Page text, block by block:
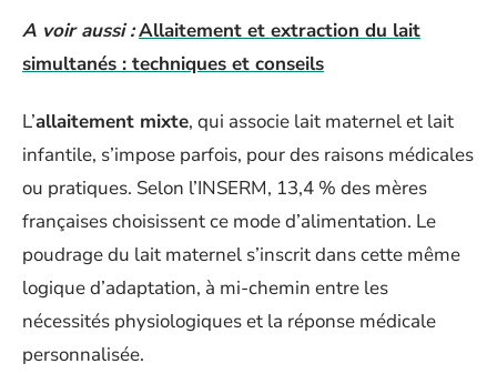
A voir aussi :Allaitement et extraction du lait
simultanés : techniques et conseils
L’allaitement mixte, qui associe lait maternel et lait
infantile, s’impose parfois, pour des raisons médicales
ou pratiques. Selon l’INSERM, 13,4 % des mères
françaises choisissent ce mode d’alimentation. Le
poudrage du lait maternel s’inscrit dans cette même
logique d’adaptation, à mi-chemin entre les
nécessités physiologiques et la réponse médicale
personnalisée.